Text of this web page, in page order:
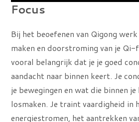
Focus
Bij het beoefenen van Qigong
maken en doorstroming van je
vooral belangrijk dat je je goed
aandacht naar binnen keert. Je
je bewegingen en wat die binnen
losmaken. Je traint vaardigheid in
energiestromen, het aantrekken